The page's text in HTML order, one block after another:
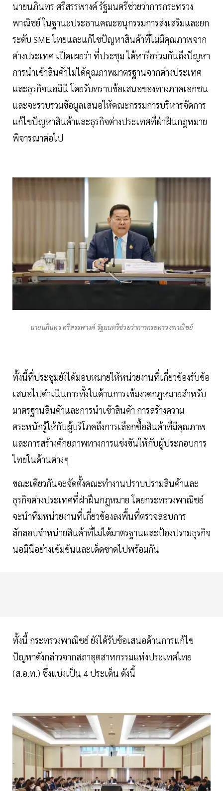
นายนภินทร ศรีสรรพางค์ รัฐมนตรีช่วยว่าการกระทรวง
พาณิชย์ ในฐานะประธานคณะอนุกรรมการส่งเสริมและยก
ระดับ SME ไทยและแก้ไขปัญหาสินค้าที่ไม่มีคุณภาพจาก
ต่างประเทศ เปิดเผยว่า ที่ประชุม ได้หารือร่วมกันถึงปัญหา
การนำเข้าสินค้าไม่ได้คุณภาพมาตรฐานจากต่างประเทศ
และธุรกิจนอมินี โดยรับทราบข้อเสนอของทางภาคเอกชน
และจะรวบรวมข้อมูลเสนอให้คณะกรรมการบริหารจัดการ
แก้ไขปัญหาสินค้าและธุรกิจต่างประเทศที่ฝ่าฝืนกฎหมาย
พิจารณาต่อไป
นายนภินทร ศรีสรรพางค์ รัฐมนตรีช่วยว่าการกระทรวงพาณิชย์
ทั้งนี้ที่ประชุมยังได้มอบหมายให้หน่วยงานที่เกี่ยวข้องรับข้อ
เสนอไปดำเนินการทั้งในด้านการเข้มงวดกฎหมายสำหรับ
มาตรฐานสินค้าและการนำเข้าสินค้า การสร้างความ
ตระหนักรู้ให้กับผู้บริโภคถึงการเลือกซื้อสินค้าที่มีคุณภาพ
และการสร้างศักยภาพทางการแข่งขันให้กับผู้ประกอบการ
ไทยในด้านต่างๆ
ขณะเดียวกันจะจัดตั้งคณะทำงานปราบปรามสินค้าและ
ธุรกิจต่างประเทศที่ฝ่าฝืนกฎหมาย โดยกระทรวงพาณิชย์
จะนำทีมหน่วยงานที่เกี่ยวข้องลงพื้นที่ตรวจสอบการ
ลักลอบจำหน่ายสินค้าที่ไม่ได้มาตรฐานและป้องปรามธุรกิจ
นอมินีอย่างเข้มข้นและเด็ดขาดไปพร้อมกัน
ทั้งนี้ กระทรวงพาณิชย์ ยังได้รับข้อเสนอด้านการแก้ไข
ปัญหาดังกล่าวจากสภาอุตสาหกรรมแห่งประเทศไทย
(ส.อ.ท.) ซึ่งแบ่งเป็น 4 ประเด็น ดังนี้